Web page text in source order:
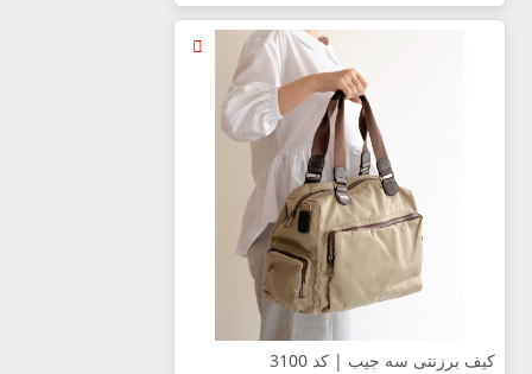
کیف برزنتی سه جیب | کد 3100